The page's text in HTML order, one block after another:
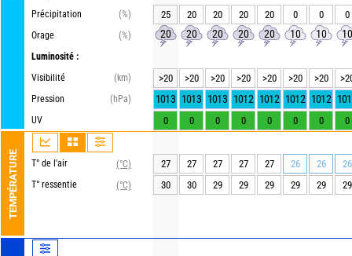
Précipitation
(%)
Orage
(%)
Luminosité :
Visibilité
(km)
Pression
(hPa)
UV
TEMPÉRATURE T° de l'air
(°C)
T° ressentie
(°C)
25 20 20 20 20 0 0 0
20 20 20 20 20 10 10 10
>20 >20 >20 >20 >20 >20 >20
1013 1013 1013 1012 1012 1012 1012
0 0 0 0 0 0 0 0
27 27 27 27 27 26 26
26
30
30 29 29 29 29 29 29